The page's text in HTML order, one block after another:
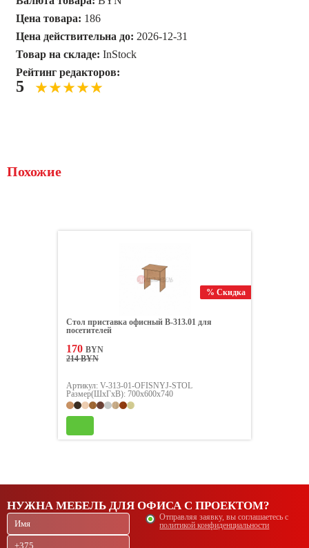
Цена товара: 186
Цена действительна до: 2026-12-31
Товар на складе: InStock
Рейтинг редакторов:
5
Похожие
% Скидка
Стол приставка офисный В-313.01 для
посетителей
170 BYN
214 BYN
Артикул: V-313-01-OFISNYJ-STOL
Размер(ШxГxВ): 700х600х740
НУЖНА МЕБЕЛЬ ДЛЯ ОФИСА С ПРОЕКТОМ?
Отправляя заявку, вы соглашаетесь с
политикой конфиденциальности